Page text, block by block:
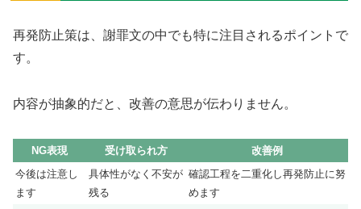
再発防止策は、謝罪文の中でも特に注目されるポイントで
す。
内容が抽象的だと、改善の意思が伝わりません。
NG表現 受け取られ方
改善例
今後は注意し
ます
具体性がなく不安が
残る
確認工程を二重化し再発防止に努
めます